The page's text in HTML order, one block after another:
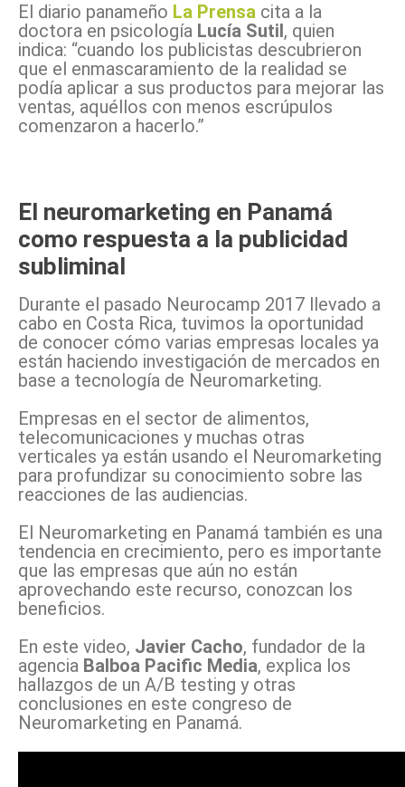
El diario panameño La Prensa cita a la
doctora en psicología Lucía Sutil, quien
indica: “cuando los publicistas descubrieron
que el enmascaramiento de la realidad se
podía aplicar a sus productos para mejorar las
ventas, aquéllos con menos escrúpulos
comenzaron a hacerlo.”
El neuromarketing en Panamá
como respuesta a la publicidad
subliminal
Durante el pasado Neurocamp 2017 llevado a
cabo en Costa Rica, tuvimos la oportunidad
de conocer cómo varias empresas locales ya
están haciendo investigación de mercados en
base a tecnología de Neuromarketing.
Empresas en el sector de alimentos,
telecomunicaciones y muchas otras
verticales ya están usando el Neuromarketing
para profundizar su conocimiento sobre las
reacciones de las audiencias.
El Neuromarketing en Panamá también es una
tendencia en crecimiento, pero es importante
que las empresas que aún no están
aprovechando este recurso, conozcan los
beneficios.
En este video, Javier Cacho, fundador de la
agencia Balboa Pacific Media, explica los
hallazgos de un A/B testing y otras
conclusiones en este congreso de
Neuromarketing en Panamá.